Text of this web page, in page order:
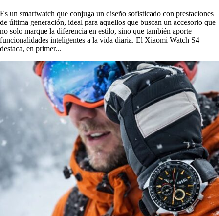
Es un smartwatch que conjuga un diseño sofisticado con prestaciones
de última generación, ideal para aquellos que buscan un accesorio que
no solo marque la diferencia en estilo, sino que también aporte
funcionalidades inteligentes a la vida diaria. El Xiaomi Watch S4
destaca, en primer...